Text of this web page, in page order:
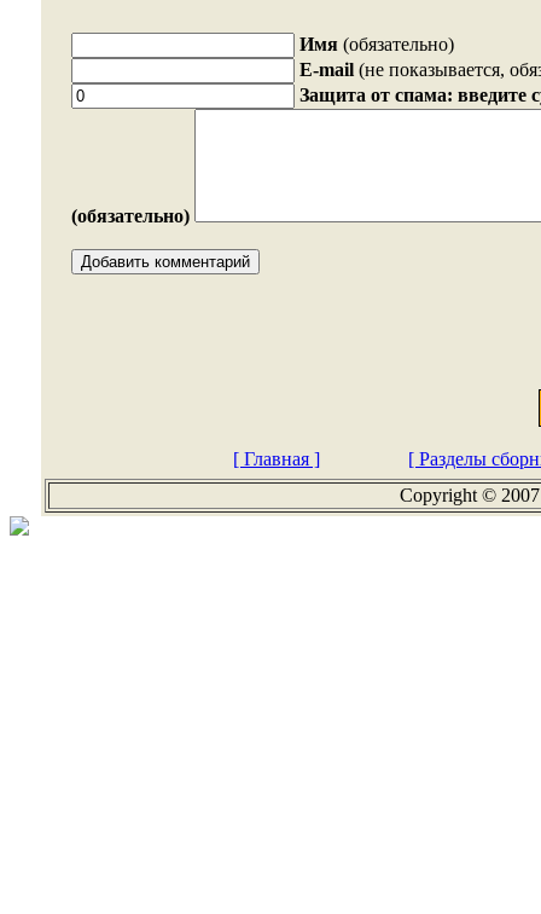
Имя (обязательно)
E-mail (не показывается,
Защита от спама: введите
(обязательно)
[ Главная ]
[ Разделы
Copyright ©